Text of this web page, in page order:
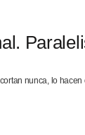
nunca, lo